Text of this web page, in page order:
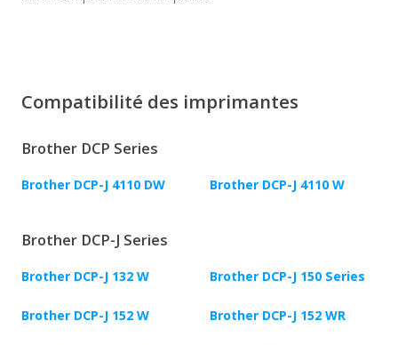
Compatibilité des imprimantes
Brother DCP Series
Brother DCP-J 4110 DW Brother DCP-J 4110 W
Brother DCP-J Series
Brother DCP-J 132 W Brother DCP-J 150 Series
Brother DCP-J 152 W Brother DCP-J 152 WR